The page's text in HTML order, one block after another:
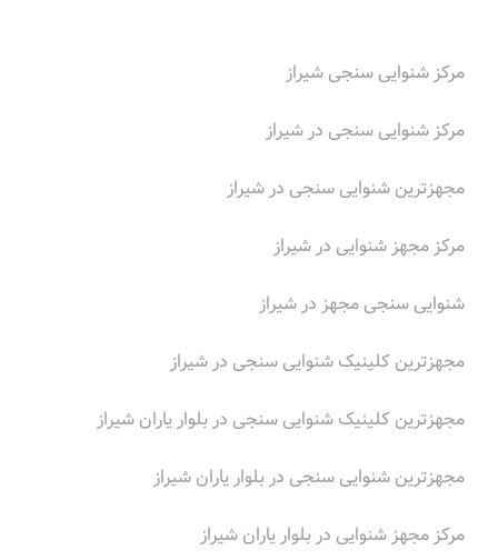
مرکز شنوایی سنجی شیراز
مرکز شنوایی سنجی در شیراز
مجهزترین شنوایی سنجی در شیراز
مرکز مجهز شنوایی در شیراز
شنوایی سنجی مجهز در شیراز
مجهزترین کلینیک شنوایی سنجی در شیراز
مجهزترین کلینیک شنوایی سنجی در بلوار یاران شیراز
مجهزترین شنوایی سنجی در بلوار یاران شیراز
مرکز مجهز شنوایی در بلوار یاران شیراز